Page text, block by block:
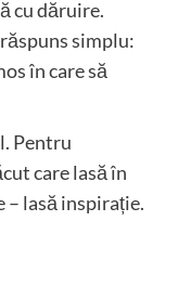
cu dăruire.
simplu:
în care să
Pentru
care lasă în
lasă inspirație.